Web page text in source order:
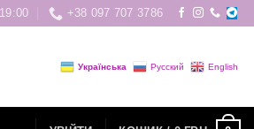
+38 097 707 3786
Українська Русский English